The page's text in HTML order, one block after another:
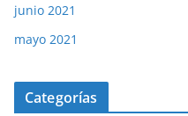
junio 2021
mayo 2021
Categorías